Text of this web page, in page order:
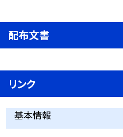
配布文書
リンク
基本情報